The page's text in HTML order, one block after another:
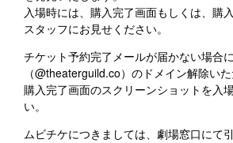
入場時には、購入完了画面もしくは、購
スタッフにお見せください。
チケット予約完了メールが届かない場合
（@theaterguild.co）のドメイン解除いた
購入完了画面のスクリーンショットを入
い。
ムビチケにつきましては、劇場窓口にて